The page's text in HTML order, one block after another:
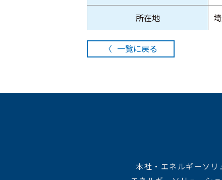
所在地
一覧に戻る
本社・エネルギーソ